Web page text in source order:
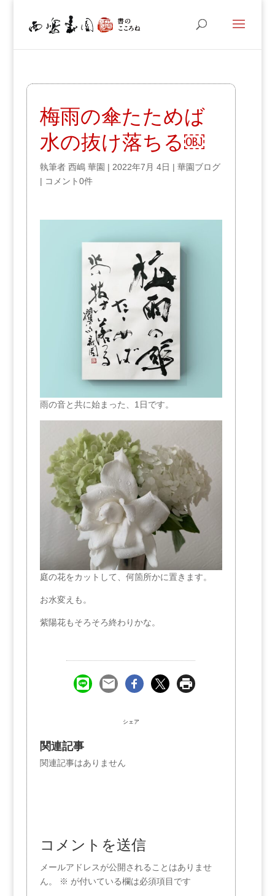
梅雨の傘たためば
水の抜け落ちる￼
執筆者 西嶋 華園 | 2022年7月 4日 | 華園ブログ
| コメント0件
雨の音と共に始まった、1日です。
庭の花をカットして、何箇所かに置きます。
お水変えも。
紫陽花もそろそろ終わりかな。
シェア
関連記事
関連記事はありません
コメントを送信
メールアドレスが公開されることはありませ
ん。
※ が付いている欄は必須項目です